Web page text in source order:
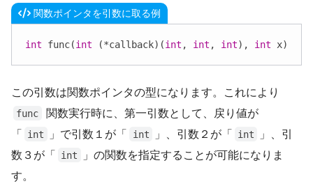
関数ポインタを引数に取る例
int func(int (*callback)(int , int , int), int x)
この引数は関数ポインタの型になります。これにより
func
関数実行時に、第一引数として、戻り値が
「
int 」で引数１が「 int 」、引数２が「 int
」、引
数３が「
int
」の関数を指定することが可能になりま
す。